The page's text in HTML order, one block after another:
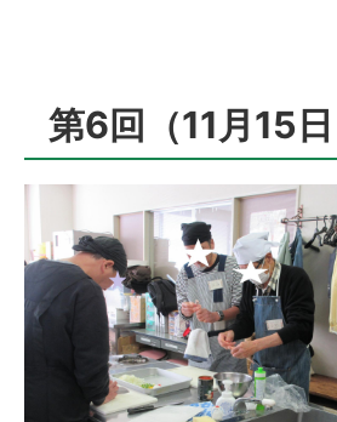
第6回（11月15日